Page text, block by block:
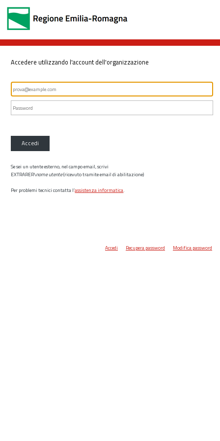
Accedere utilizzando l'account dell'organizzazione
Accedi
Se sei un utente esterno, nel campo email, scrivi
EXTRARER\nome utente(ricevuto tramite email di abilitazione)
Per problemi tecnici contatta l’assistenza informatica.
Accedi Recupera password Modifica password